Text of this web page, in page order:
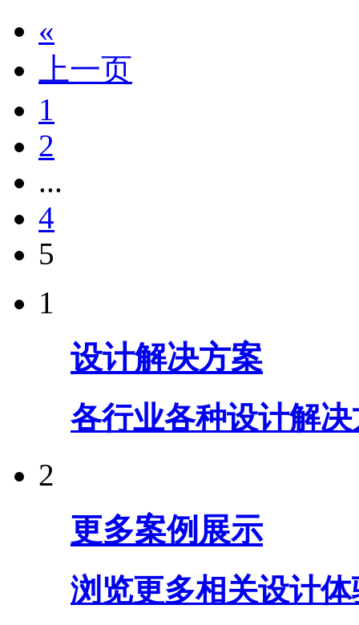
«
上一页
1
2
...
4
5
1
设计解决方案
各行业各种设计解
2
更多案例展示
浏览更多相关设计体